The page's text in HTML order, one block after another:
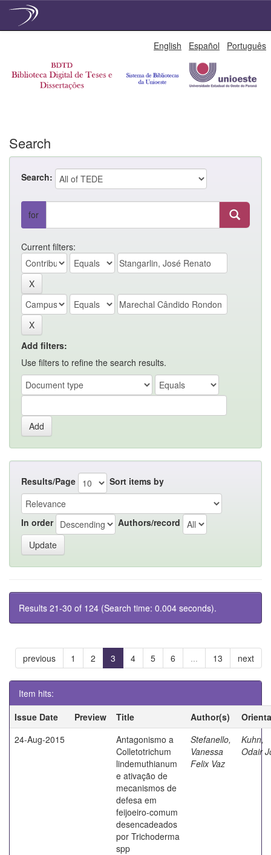
English Español Português
Search
Search:
for
Current filters:
Add filters:
Use filters to refine the search results.
Results/Page Sort items by
In order Authors/record
Results 21-30 of 124 (Search time: 0.004 seconds).
previous 1 2 3 4 5 6 ... 13 next
Item hits:
Issue Date
Preview Title Author(s)
24-Aug-2015
Antagonismo a
Colletotrichum
lindemuthianum
e ativação de
mecanismos de
defesa em
feijoeiro-comum
desencadeados
por Trichoderma
spp
Stefanello,
Vanessa
Felix Vaz
Kuhn,
Odair